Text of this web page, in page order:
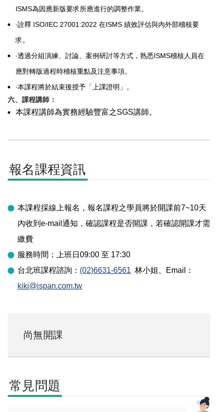
ISMS為因應新版要求所應進行的調整作業。
‧詮釋 ISO/IEC 27001:2022 在ISMS 績效評估與內外部稽核要
求。
‧透過分組演練、討論、案例研討等方式，熟悉ISMS稽核人員在
應對轉版過程時稽核重點及注意事項。
‧本課程將於結束後授予「上課證明」。
六、課程講師：
本課程講師為實務經驗豐富之SGS講師。
報名課程資訊
本課程採線上報名，報名課程之學員將於開課前7~10天
內收到e-mail通知，確認課程是否開課，若確認開課才需
繳費
服務時間：上班日09:00 至 17:30
台北班課程諮詢： (02)6631-6561 林小姐
、Email：
kiki@ispan.com.tw
尚無開課
常見問題